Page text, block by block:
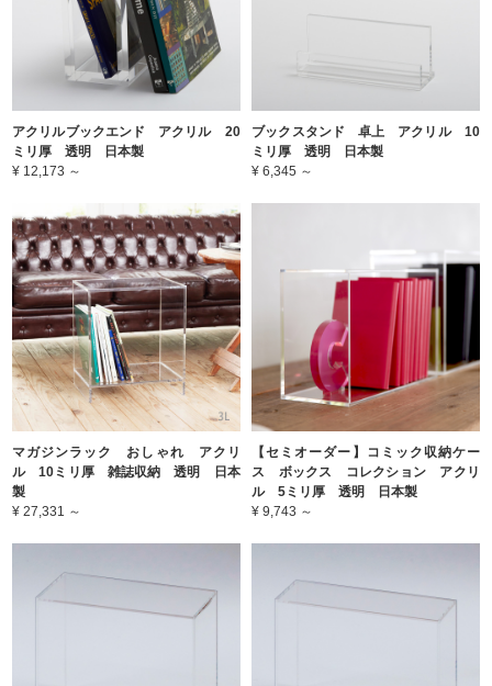
アクリルブックエンド アクリル 20
ミリ厚 透明 日本製
¥ 12,173 ～
ブックスタンド 卓上 アクリル 10
ミリ厚 透明 日本製
¥ 6,345 ～
マガジンラック おしゃれ アクリ
ル 10ミリ厚 雑誌収納 透明 日本
製
¥ 27,331 ～
【セミオーダー】コミック収納ケー
ス ボックス コレクション アクリ
ル 5ミリ厚 透明 日本製
¥ 9,743 ～